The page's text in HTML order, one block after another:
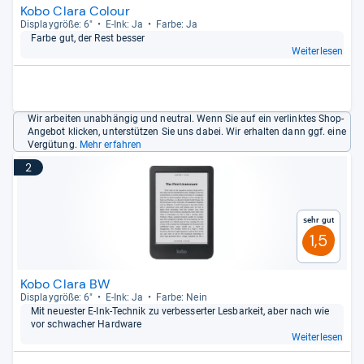
möchten, ohne eine Nachttischlampe einschalten zu
müssen. Als echter Gamechanger hat sich die
Schnittstelle in E-Book-Readern entpuppt. So können
Sie ganz einfach Ihre erworbenen E-Books aus Ihrem
Vorhandensein eines Computers vonnöten.
Das Ranking der E-Book-Reader beruht auf zwei Säulen:
den Testergebnissen der Fachmagazine und den
Meinungen der Kundschaft. Daraus ergibt sich ein
vollständiger und objektiver Überblick
Kobo Clara Colour
Dis­play­größe: 6" E-​Ink: Ja
Farbe: Ja
Farbe gut, der Rest bes­ser
Weiterlesen
Wir arbeiten unabhängig und neutral. Wenn Sie auf ein verlinktes Shop-
Angebot klicken, unterstützen Sie uns dabei. Wir erhalten dann ggf. eine
Vergütung. Mehr erfahren
2
Sehr gut
1,5
Kobo Clara BW
Dis­play­größe: 6" E-​Ink: Ja
Farbe: Nein
Mit neues­ter E-​Ink-​Tech­nik zu ver­bes­ser­ter Les­bar­keit, aber nach wie
vor schwa­cher Hard­ware
Weiterlesen